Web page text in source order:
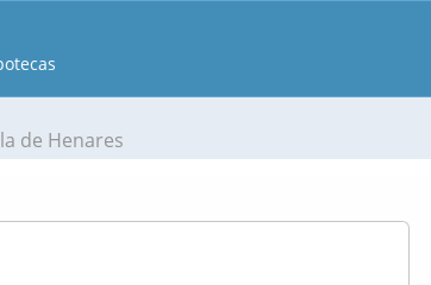
de Henares